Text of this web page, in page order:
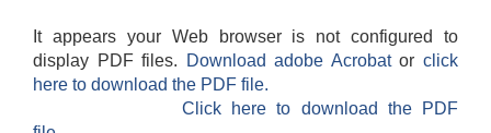
It appears your Web browser is not configured to
display PDF files.
Download adobe Acrobatorclick
here to download the PDF file.
Click here to download the PDF